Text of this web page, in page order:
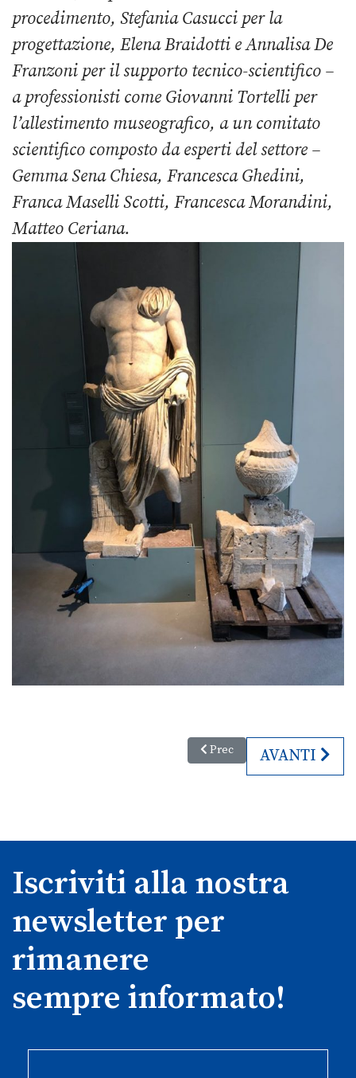
procedimento, Stefania Casucci per la
progettazione, Elena Braidotti e Annalisa De
Franzoni per il supporto tecnico-scientifico –
a professionisti come Giovanni Tortelli per
l’allestimento museografico, a un comitato
scientifico composto da esperti del settore –
Gemma Sena Chiesa, Francesca Ghedini,
Franca Maselli Scotti, Francesca Morandini,
Matteo Ceriana.
Articolo precedente:
Prec ARTICOLO
AVANTI
Iscriviti alla nostra
newsletter per
rimanere
sempre informato!